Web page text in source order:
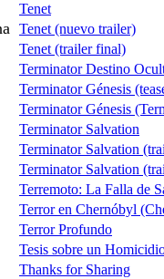
Tenet
Tenet (nuevo trailer)
Tenet (trailer final)
Terminator Destino
Terminator Génesis
Terminator Génesis
Terminator Salvation
Terminator Salvation
Terminator Salvation
Terremoto: La Falla de
Terror en Chernóbyl
Terror Profundo
Tesis sobre un
Thanks for Sharing